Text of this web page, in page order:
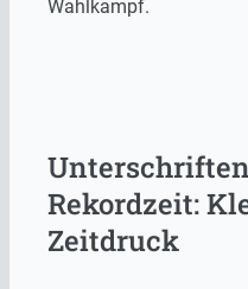
Wahlkampf.
Rekordzeit:
Zeitdruck